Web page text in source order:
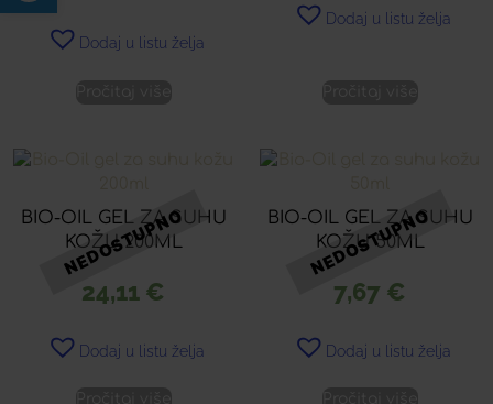
Dodaj u listu želja
Dodaj u listu želja
BIO-OIL GEL ZA SUHU
KOŽU 200ML
24,11 €
Dodaj u listu želja
BIO-OIL GEL ZA SUHU
KOŽU 50ML
7,67 €
Dodaj u listu želja